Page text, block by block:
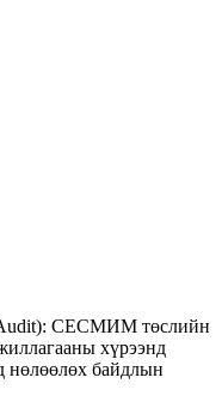
Audit): СЕСМИМ төслийн
хүрээнд
нөлөөлөх байдлын